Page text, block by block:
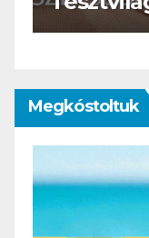
Megkóstoltuk